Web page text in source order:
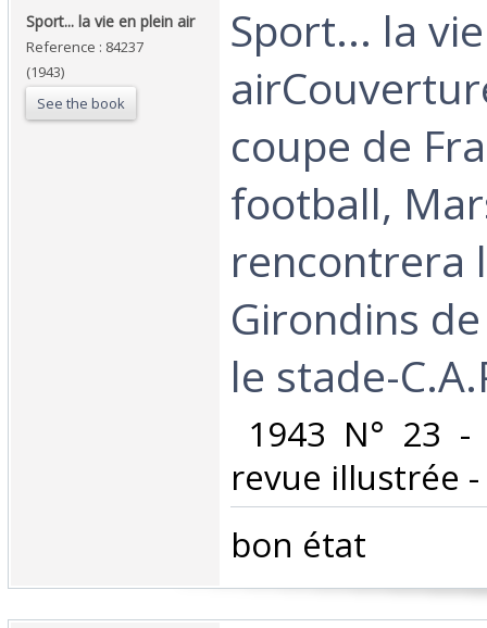
‎Sport... la vie en plein air‎
Reference : 84237
(1943)
See the book
‎Sport... la
coupe de
football,
rencontrera
Girondins
le stade-
1943 N° 23
revue illustrée -
‎bon état ‎